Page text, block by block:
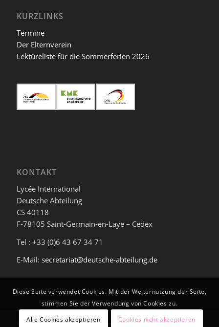
KURZLINKS
Termine
Der Elternverein
Lektüreliste für die Sommerferien 2026
KONTAKT
Lycée International
Deutsche Abteilung
CS 40118
F-78105 Saint-Germain-en-Laye – Cedex
Tel : +33 (0)6 43 67 34 71
E-Mail: secretariat@deutsche-abteilung.de
© Deutsche Abteilung am Lycée International de Saint-Germain-en-Laye -
Diese Seite verwendet Cookies. Mit der Weiternutzung der Seite,
stimmen Sie der Verwendung von Cookies zu.
Alle Cookies akzeptieren
Cookies nicht akzeptieren